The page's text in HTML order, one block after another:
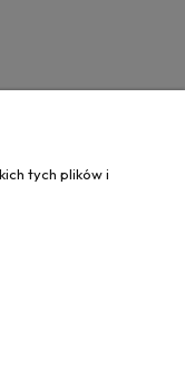
tych plików i